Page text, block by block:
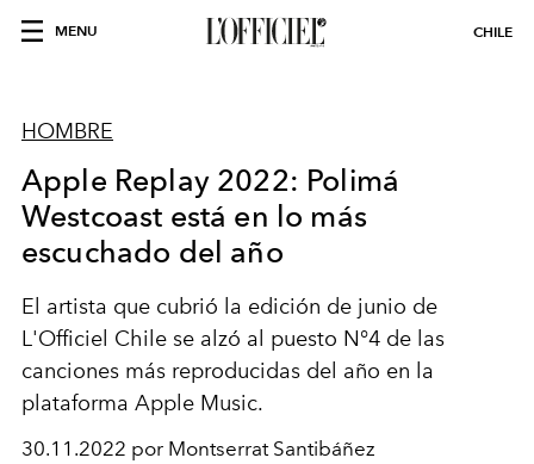
MENU CHILE
HOMBRE
Apple Replay 2022: Polimá
Westcoast está en lo más
escuchado del año
El artista que cubrió la edición de junio de
L'Officiel Chile se alzó al puesto N°4 de las
canciones más reproducidas del año en la
plataforma Apple Music.
30.11.2022 por Montserrat Santibáñez